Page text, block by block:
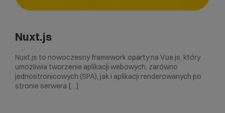
Nuxt.js
Nuxt.js to nowoczesny framework oparty na Vue.js, który
umożliwia tworzenie aplikacji webowych, zarówno
jednostronicowych (SPA), jak i aplikacji renderowanych po
stronie serwera […]